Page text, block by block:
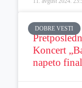
DOBRE VESTI
Koncert
napeto